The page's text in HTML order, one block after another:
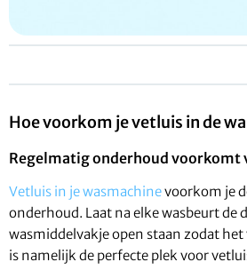
Hoe voorkom je vetluis in de
Regelmatig onderhoud voorkomt
Vetluis in je wasmachinevoorkom je
onderhoud. Laat na elke wasbeurt de
wasmiddelvakje open staan zodat
is namelijk de perfecte plek voor